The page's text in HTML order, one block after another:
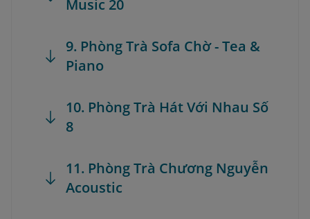
Music 20
9. Phòng Trà Sofa Chờ - Tea &
Piano
10. Phòng Trà Hát Với Nhau Số
8
11. Phòng Trà Chương Nguyễn
Acoustic